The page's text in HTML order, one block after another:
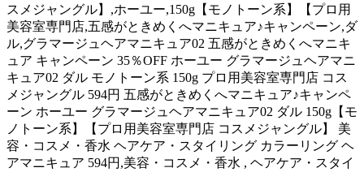
スメジャングル】,ホーユー,150g【モノトーン系】【プロ用
美容室専門店,五感がときめくへマニキュア♪キャンペーン,ダ
ル,グラマージュヘアマニキュア02 五感がときめくへマニキ
ュア キャンペーン 35％OFF ホーユー グラマージュヘアマニ
キュア02 ダル モノトーン系 150g プロ用美容室専門店 コス
メジャングル 594円 五感がときめくへマニキュア♪キャンペ
ーン ホーユー グラマージュヘアマニキュア02 ダル 150g【モ
ノトーン系】【プロ用美容室専門店 コスメジャングル】 美
容・コスメ・香水 ヘアケア・スタイリング カラーリング ヘ
アマニキュア 594円,美容・コスメ・香水 , ヘアケア・スタイ